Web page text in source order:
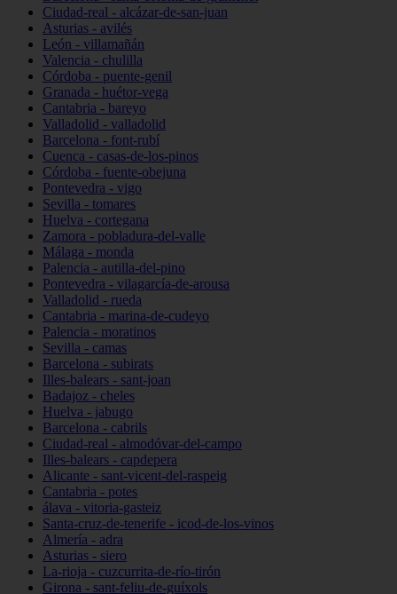
Ciudad-real - alcázar-de-san-juan
Asturias - avilés
León - villamañán
Valencia - chulilla
Córdoba - puente-genil
Granada - huétor-vega
Cantabria - bareyo
Valladolid - valladolid
Barcelona - font-rubí
Cuenca - casas-de-los-pinos
Córdoba - fuente-obejuna
Pontevedra - vigo
Sevilla - tomares
Huelva - cortegana
Zamora - pobladura-del-valle
Málaga - monda
Palencia - autilla-del-pino
Pontevedra - vilagarcía-de-arousa
Valladolid - rueda
Cantabria - marina-de-cudeyo
Palencia - moratinos
Sevilla - camas
Barcelona - subirats
Illes-balears - sant-joan
Badajoz - cheles
Huelva - jabugo
Barcelona - cabrils
Ciudad-real - almodóvar-del-campo
Illes-balears - capdepera
Alicante - sant-vicent-del-raspeig
Cantabria - potes
álava - vitoria-gasteiz
Santa-cruz-de-tenerife - icod-de-los-vinos
Almería - adra
Asturias - siero
La-rioja - cuzcurrita-de-río-tirón
Girona - sant-feliu-de-guíxols